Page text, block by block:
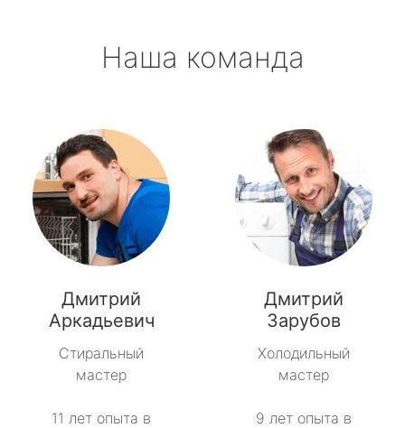
Наша команда
Дмитрий
Аркадьевич
Стиральный
мастер
11 лет опыта в
Дмитрий
Зарубов
Холодильный
мастер
9 лет опыта в